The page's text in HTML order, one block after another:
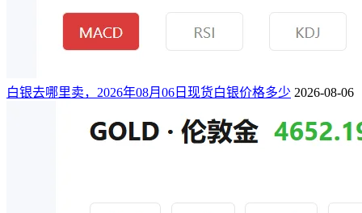
白银去哪里卖，2026年08月06日现货白银价格多少 2026-08-06